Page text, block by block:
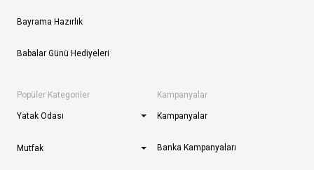
Bayrama Hazırlık
Babalar Günü Hediyeleri
Popüler Kategoriler
Yatak Odası
Mutfak
Kampanyalar
Kampanyalar
Banka Kampanyaları